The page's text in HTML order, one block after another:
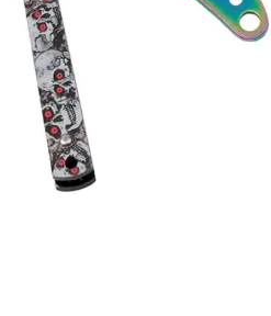
Spustelėkite, kad padidintumėte